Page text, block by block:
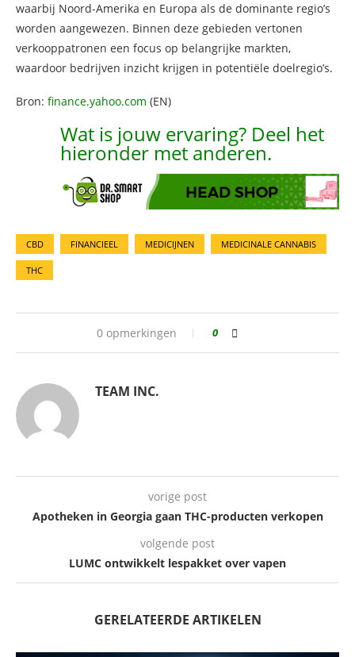
waarbij Noord-Amerika en Europa als de dominante regio’s
worden aangewezen. Binnen deze gebieden vertonen
verkooppatronen een focus op belangrijke markten,
waardoor bedrijven inzicht krijgen in potentiële doelregio’s.
Bron: finance.yahoo.com (EN)
Wat is jouw ervaring? Deel het
hieronder met anderen.
CBD FINANCIEEL MEDICIJNEN MEDICINALE CANNABIS
THC
0 opmerkingen 0
TEAM INC.
vorige post
Apotheken in Georgia gaan THC-producten verkopen
volgende post
LUMC ontwikkelt lespakket over vapen
GERELATEERDE ARTIKELEN